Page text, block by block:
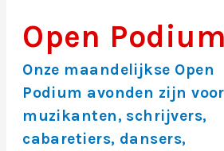
Open Podium
Onze maandelijkse Open
Podium avonden zijn voor
muzikanten, schrijvers,
cabaretiers, dansers,